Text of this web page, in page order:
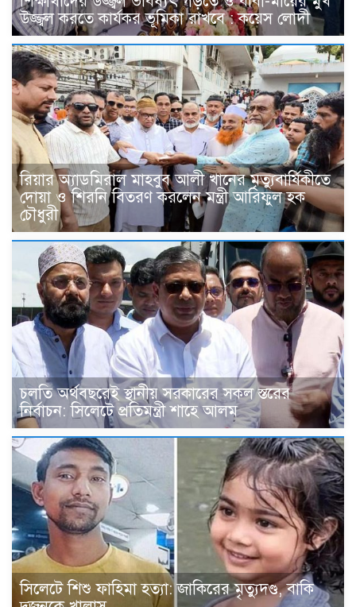
উজ্জ্বল করতে কার্যকর ভূমিকা রাখবে : কয়েস লোদী
রিয়ার অ্যাডমিরাল মাহবুব আলী খানের মৃত্যুবার্ষিকীতে
দোয়া ও শিরনি বিতরণ করলেন মন্ত্রী আরিফুল হক
চৌধুরী
চলতি অর্থবছরেই স্থানীয় সরকারের সকল স্তরের
নির্বাচন: সিলেটে প্রতিমন্ত্রী শাহে আলম
সিলেটে শিশু ফাহিমা হত্যা: জাকিরের মৃত্যুদণ্ড, বাকি